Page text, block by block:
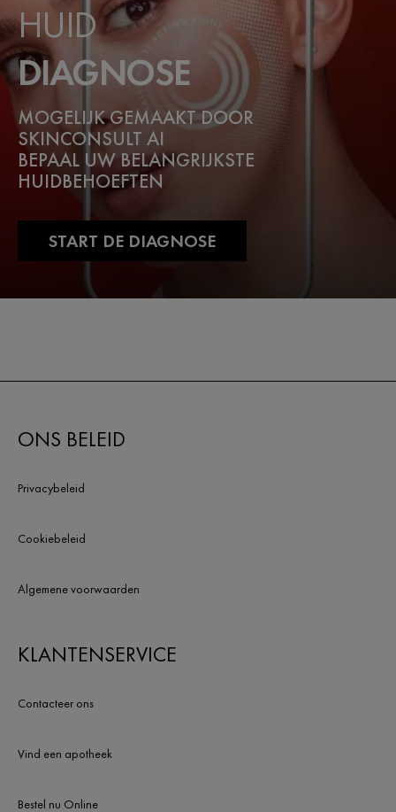
HUID
DIAGNOSE
MOGELIJK GEMAAKT DOOR
SKINCONSULT AI
BEPAAL UW BELANGRIJKSTE
HUIDBEHOEFTEN
START DE DIAGNOSE
ONS BELEID
Privacybeleid
Cookiebeleid
Algemene voorwaarden
KLANTENSERVICE
Contacteer ons
Vind een apotheek
Bestel nu Online